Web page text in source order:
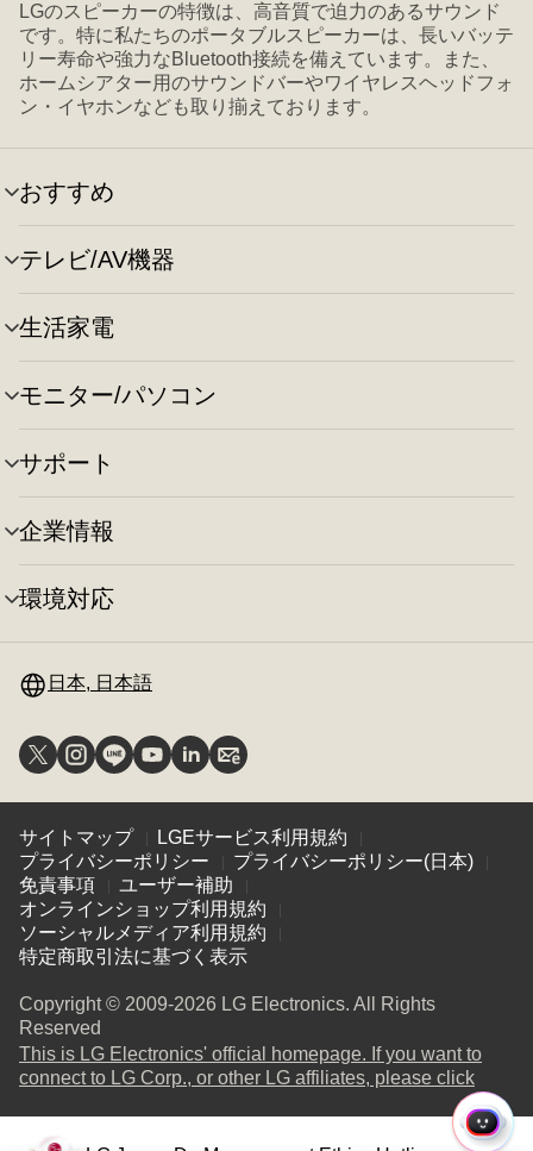
LGのスピーカーの特徴は、高音質で迫力のあるサウンド
です。特に私たちのポータブルスピーカーは、長いバッテ
リー寿命や強力なBluetooth接続を備えています。また、
ホームシアター用のサウンドバーやワイヤレスヘッドフォ
ン・イヤホンなども取り揃えております。
おすすめ
メ
ニ
ュ
ー
の
切
り
替
え
テレビ/AV機器
メ
ニ
ュ
ー
の
切
り
替
え
生活家電
メ
ニ
ュ
ー
の
切
り
替
え
モニター/パソコン
メ
ニ
ュ
ー
の
切
り
替
え
サポート
メ
ニ
ュ
ー
の
切
り
替
企業情報
メ
ニ
ュ
ー
り
え
環境対応
メ
ー
の
り
替
え
日本, 日本語
サイトマップ
LGEサービス利用規約
プライバシーポリシー
プライバシーポリシー(日本)
免責事項
ユーザー補助
オンラインショップ利用規約
ソーシャルメディア利用規約
特定商取引法に基づく表示
Copyright © 2009-2026 LG Electronics. All Rights
Reserved
This is LG Electronics' official homepage. If you want to
connect to LG Corp., or other LG affiliates, please click(
in
a
ク